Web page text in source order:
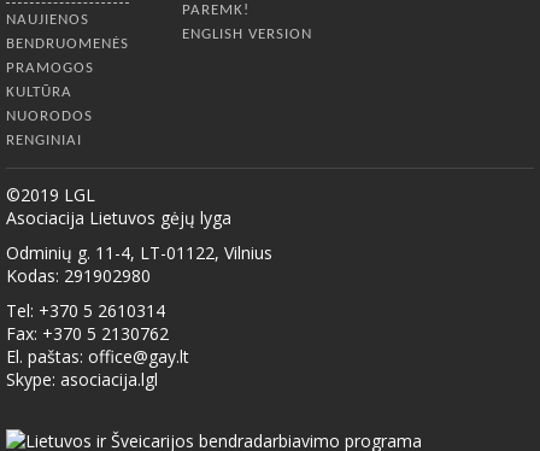
NAUJIENOS
BENDRUOMENĖS
PRAMOGOS
KULTŪRA
NUORODOS
RENGINIAI
PAREMK!
ENGLISH VERSION
©2019 LGL
Asociacija Lietuvos gėjų lyga
Odminių g. 11-4, LT-01122, Vilnius
Kodas: 291902980
Tel: +370 5 2610314
Fax: +370 5 2130762
El. paštas: office@gay.lt
Skype: asociacija.lgl